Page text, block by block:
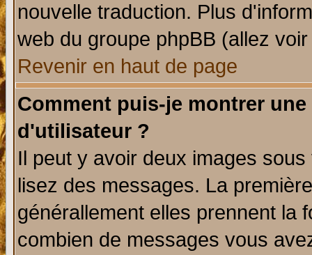
nouvelle traduction. Plus
web du groupe phpBB (allez
Revenir en haut de page
Comment puis-je montrer
d'utilisateur ?
Il peut y avoir deux images
lisez des messages. La
générallement elles prennent la
combien de messages vous